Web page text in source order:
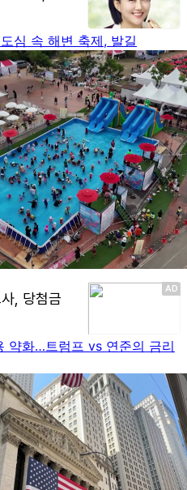
심 속 해변 축제, 발길
약화…트럼프 vs 연준의 금리